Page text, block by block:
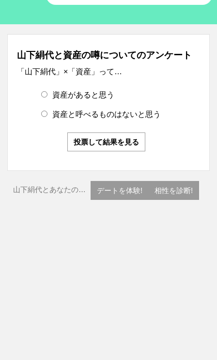
山下絹代と資産の噂についてのアンケート
「山下絹代」×「資産」って…
資産があると思う
資産と呼べるものはないと思う
投票して結果を見る
山下絹代とあなたの… デートを体験! 相性を診断!